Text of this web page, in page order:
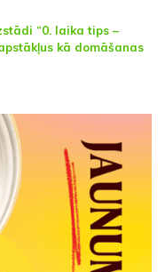
“0. laika tips –
kā domāšanas